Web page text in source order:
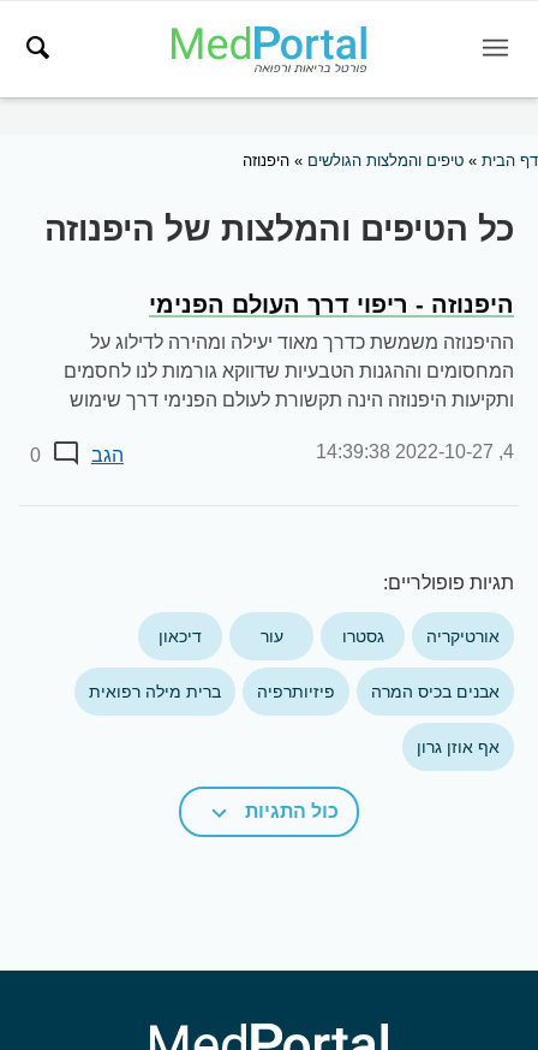
דף הבית » טיפים והמלצות הגולשים » היפנוזה
כל הטיפים והמלצות של היפנוזה
היפנוזה - ריפוי דרך העולם הפנימי
ההיפנוזה משמשת כדרך מאוד יעילה ומהירה לדילוג על
המחסומים וההגנות הטבעיות שדווקא גורמות לנו לחסמים
ותקיעות היפנוזה הינה תקשורת לעולם הפנימי דרך שימוש
4,
2022-10-27 14:39:38 הגב 0
תגיות פופולריים:
אורטיקריה גסטרו עור דיכאון
אבנים בכיס המרה פיזיותרפיה ברית מילה רפואית
אף אוזן גרון
כול התגיות